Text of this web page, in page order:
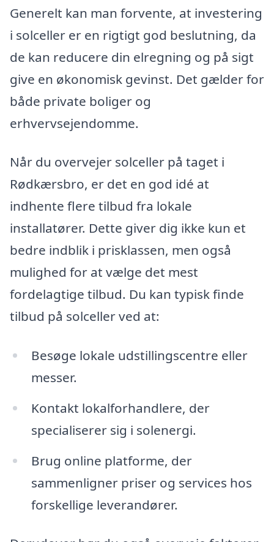
Generelt kan man forvente, at investering
i solceller er en rigtigt god beslutning, da
de kan reducere din elregning og på sigt
give en økonomisk gevinst. Det gælder for
både private boliger og
erhvervsejendomme.
Når du overvejer solceller på taget i
Rødkærsbro, er det en god idé at
indhente flere tilbud fra lokale
installatører. Dette giver dig ikke kun et
bedre indblik i prisklassen, men også
mulighed for at vælge det mest
fordelagtige tilbud. Du kan typisk finde
tilbud på solceller ved at:
Besøge lokale udstillingscentre eller
messer.
Kontakt lokalforhandlere, der
specialiserer sig i solenergi.
Brug online platforme, der
sammenligner priser og services hos
forskellige leverandører.